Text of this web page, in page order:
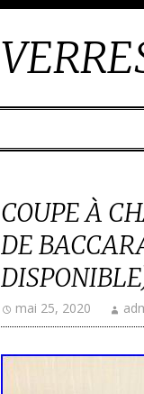
COUPE À
DE
mai 25, 2020